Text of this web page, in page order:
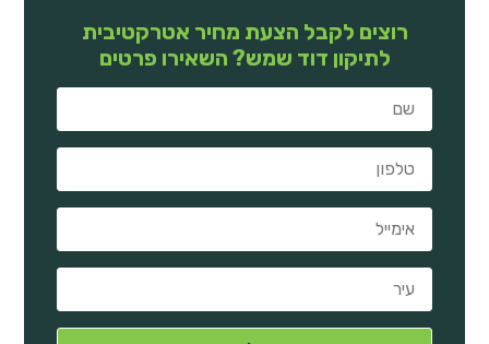
רוצים לקבל הצעת מחיר אטרקטיבית
לתיקון דוד שמש? השאירו פרטים